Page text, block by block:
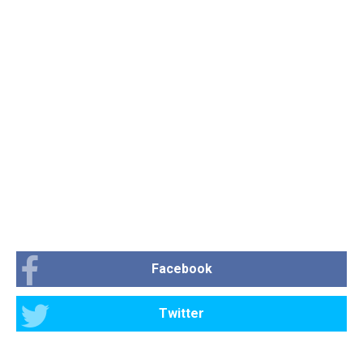
Facebook
Twitter